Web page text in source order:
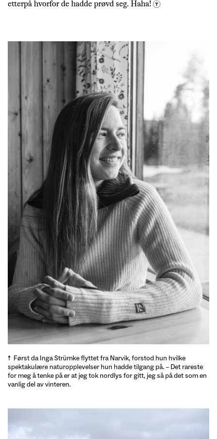
Først da Inga Strümke flyttet fra Narvik, forstod hun hvilke
spektakulære naturopplevelser hun hadde tilgang på. – Det rareste
for meg å tenke på er at jeg tok nordlys for gitt, jeg så på det som en
vanlig del av vinteren.
etterpå hvorfor de hadde prøvd seg. Haha!